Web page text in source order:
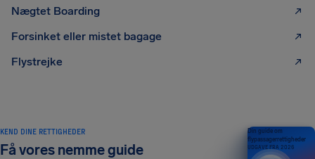
Nægtet Boarding
Forsinket eller mistet bagage
Flystrejke
KEND DINE RETTIGHEDER
Få vores nemme guide
Din guide om
flypassagerrettigheder
UDGAVE FRA 2026